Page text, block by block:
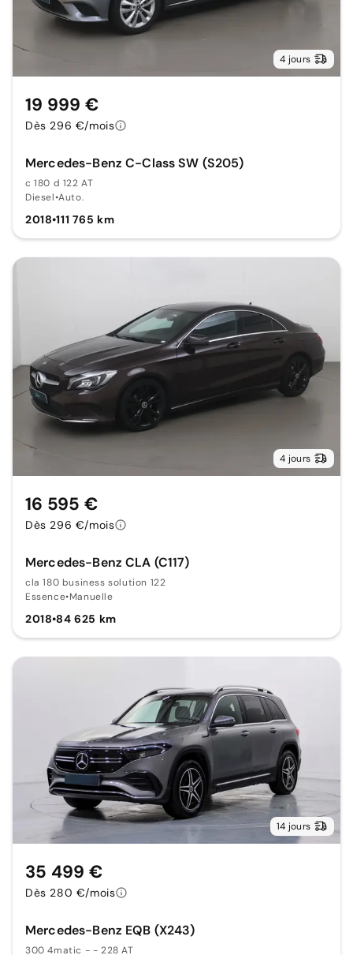
4 jours
Mercedes-Benz C-Class SW (S205)
c 180 d 122 AT
Diesel•Auto.
2018•111 765 km
19 999 €
Dès 296 €/mois
4 jours
Mercedes-Benz CLA (C117)
cla 180 business solution 122
Essence•Manuelle
2018•84 625 km
16 595 €
Dès 296 €/mois
14 jours
Mercedes-Benz EQB (X243)
300 4matic - - 228 AT
35 499 €
Dès 280 €/mois